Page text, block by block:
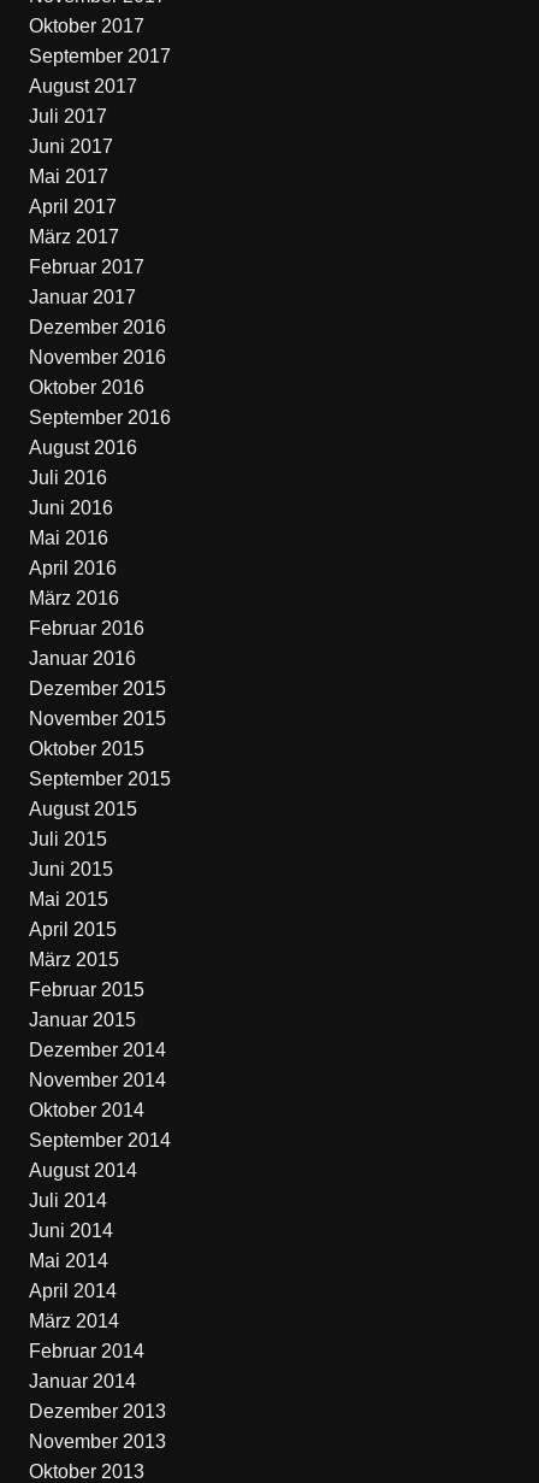
Oktober 2017
September 2017
August 2017
Juli 2017
Juni 2017
Mai 2017
April 2017
März 2017
Februar 2017
Januar 2017
Dezember 2016
November 2016
Oktober 2016
September 2016
August 2016
Juli 2016
Juni 2016
Mai 2016
April 2016
März 2016
Februar 2016
Januar 2016
Dezember 2015
November 2015
Oktober 2015
September 2015
August 2015
Juli 2015
Juni 2015
Mai 2015
April 2015
März 2015
Februar 2015
Januar 2015
Dezember 2014
November 2014
Oktober 2014
September 2014
August 2014
Juli 2014
Juni 2014
Mai 2014
April 2014
März 2014
Februar 2014
Januar 2014
Dezember 2013
November 2013
Oktober 2013